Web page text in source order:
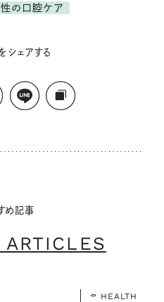
の口腔ケア
シェアする
め記事
ARTICLES
HEALTH